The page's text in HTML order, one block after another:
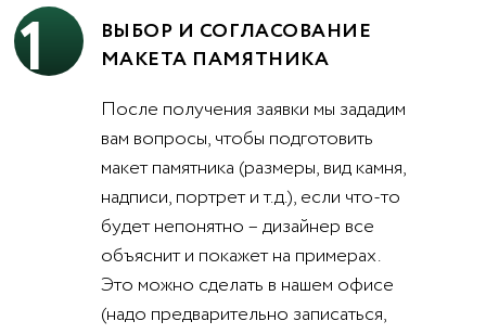
1
ВЫБОР И СОГЛАСОВАНИЕ
МАКЕТА ПАМЯТНИКА
После получения заявки мы зададим
вам вопросы, чтобы подготовить
макет памятника (размеры, вид камня,
надписи, портрет и т.д.), если что-то
будет непонятно – дизайнер все
объяснит и покажет на примерах.
Это можно сделать в нашем офисе
(надо предварительно записаться,